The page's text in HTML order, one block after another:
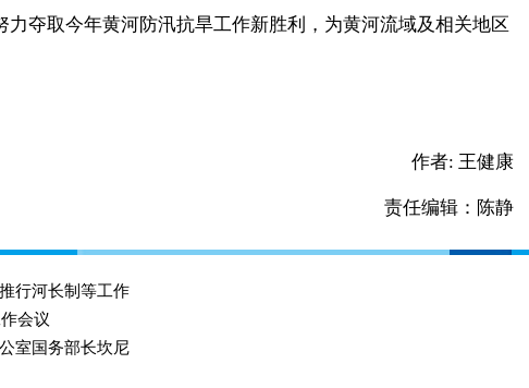
夺取今年黄河防汛抗旱工作新胜利，为黄河流域及相关地区
作者: 王健康
责任编辑：陈静
行河长制等工作
会议
室国务部长坎尼